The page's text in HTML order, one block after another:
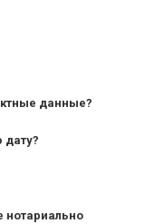
данные?
дату?
нотариально